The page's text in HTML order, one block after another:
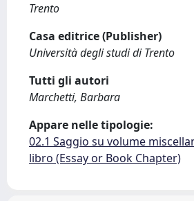
Trento
Casa editrice (Publisher)
Università degli studi di Trento
Tutti gli autori
Marchetti, Barbara
Appare nelle tipologie:
02.1 Saggio su volume
libro (Essay or Book Chapter)